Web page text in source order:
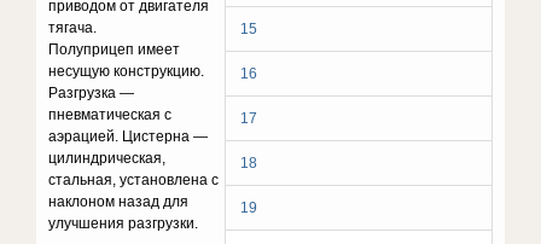
15
16
17
18
19
приводом от двигателя
тягача.
Полуприцеп имеет
несущую конструкцию.
Разгрузка —
пневматическая с
аэрацией. Цистерна —
цилиндрическая,
стальная, установлена с
наклоном назад для
улучшения разгрузки.